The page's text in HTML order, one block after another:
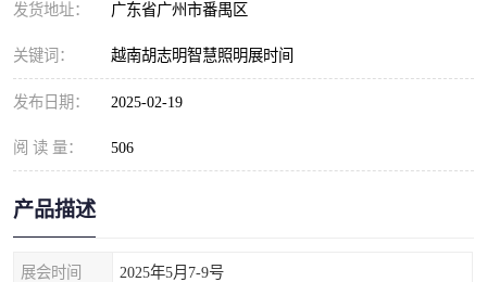
发货地址： 广东省广州市番禺区
关键词： 越南胡志明智慧照明展时间
发布日期： 2025-02-19
阅 读 量： 506
产品描述
展会时间 2025年5月7-9号